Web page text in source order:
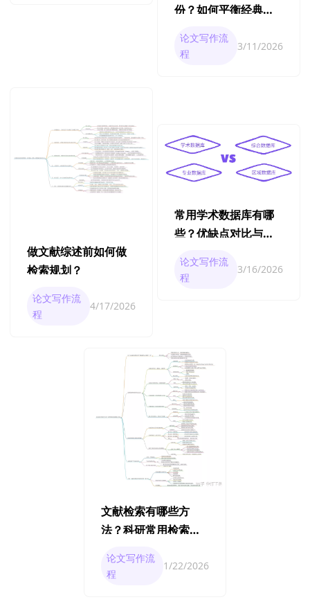
份？如何平衡经典文
论文写作流
程
3/11/2026
做文献综述前如何做
检索规划？
论文写作流
程
4/17/2026
常用学术数据库有哪
些？优缺点对比与使
论文写作流
程
3/16/2026
文献检索有哪些方
法？科研常用检索策
论文写作流
程
1/22/2026